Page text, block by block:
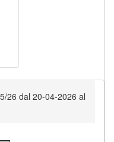
26 dal 20-04-2026 al